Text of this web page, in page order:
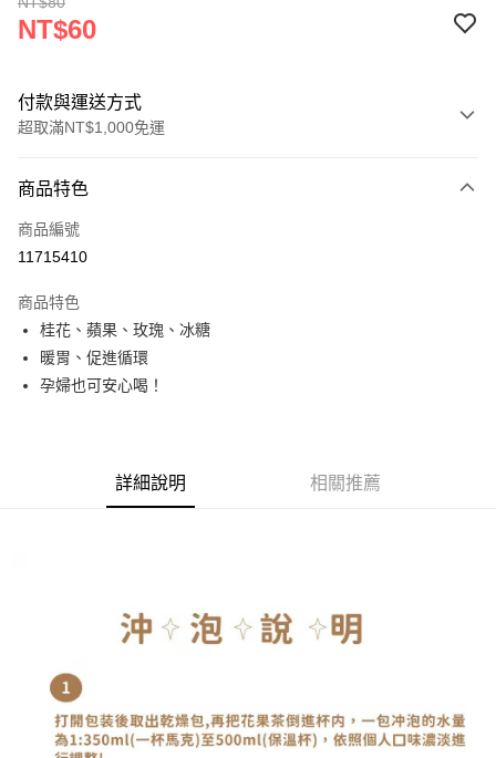
NT$60
付款與運送方式
超取滿NT$1,000免運
信用卡一次付款
LINE Pay
街口支付
悠遊付
3.實際核准額度、可分期數及費用金額請依後續交易確認頁面所載為準。
消。如遇「轉專審核」未通過狀況，表示未達大哥付你分期系統評分，恕無
法說明評估內容。
【繳款方式說明】
1.分期款項不併入電信帳單，「大哥付你分期」於每月結算日後寄送繳費提
【關於「AFTEE先享後付」】
AFTEE先享後付是「在收到商品之後才付款」的支付方式。 讓您購物簡單
２．便利：只要手機號碼，簡訊認證，即可結帳。
【「AFTEE先享後付」結帳流程】
運送方式
付款後全家取貨
每筆NT$70，滿NT$1,000(含以上)免運費
商品特色
商品編號
11715410
商品特色
桂花、蘋果、玫瑰、冰糖
暖胃、促進循環
孕婦也可安心喝！
詳細說明 相關推薦